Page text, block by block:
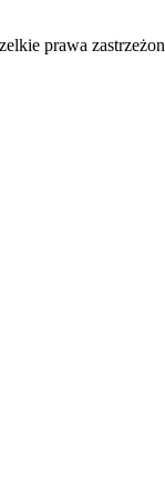
prawa